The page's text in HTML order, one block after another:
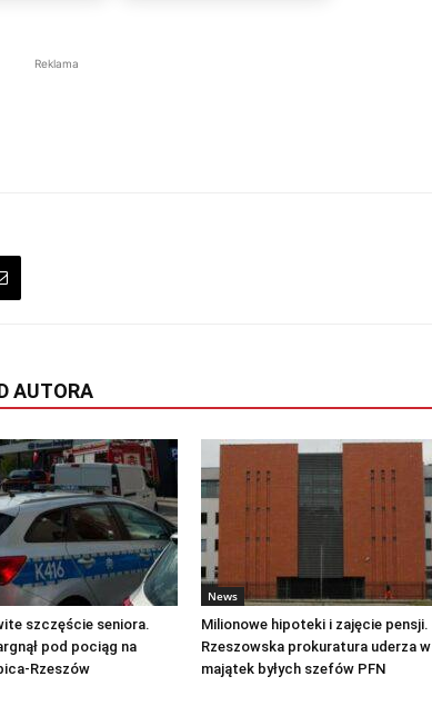
Reklama
AUTORA
szczęście seniora.
pod pociąg na
Rzeszów
News
Milionowe hipoteki i zajęcie pensji.
Rzeszowska prokuratura uderza w
majątek byłych szefów PFN